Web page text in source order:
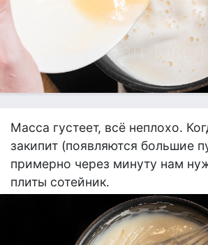
Масса густеет, всё неплохо.
закипит (появляются большие
примерно через минуту нам
плиты сотейник.